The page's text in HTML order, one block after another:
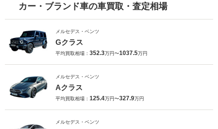
カー・ブランド車の車買取・査定相場
メルセデス・ベンツ
Gクラス
平均買取相場： 352.3万円〜1037.5万円
メルセデス・ベンツ
Aクラス
平均買取相場： 125.4万円〜327.9万円
メルセデス・ベンツ